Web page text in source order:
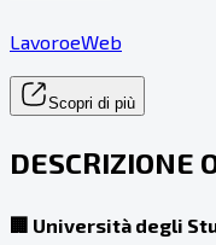
LavoroeWeb
Scopri di più
DESCRIZIONE
🏢 Università degli